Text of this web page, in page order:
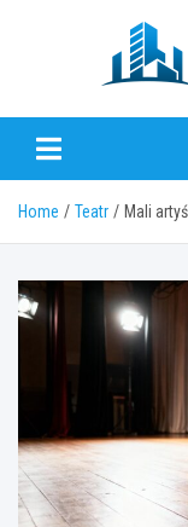
Home Teatr Mali